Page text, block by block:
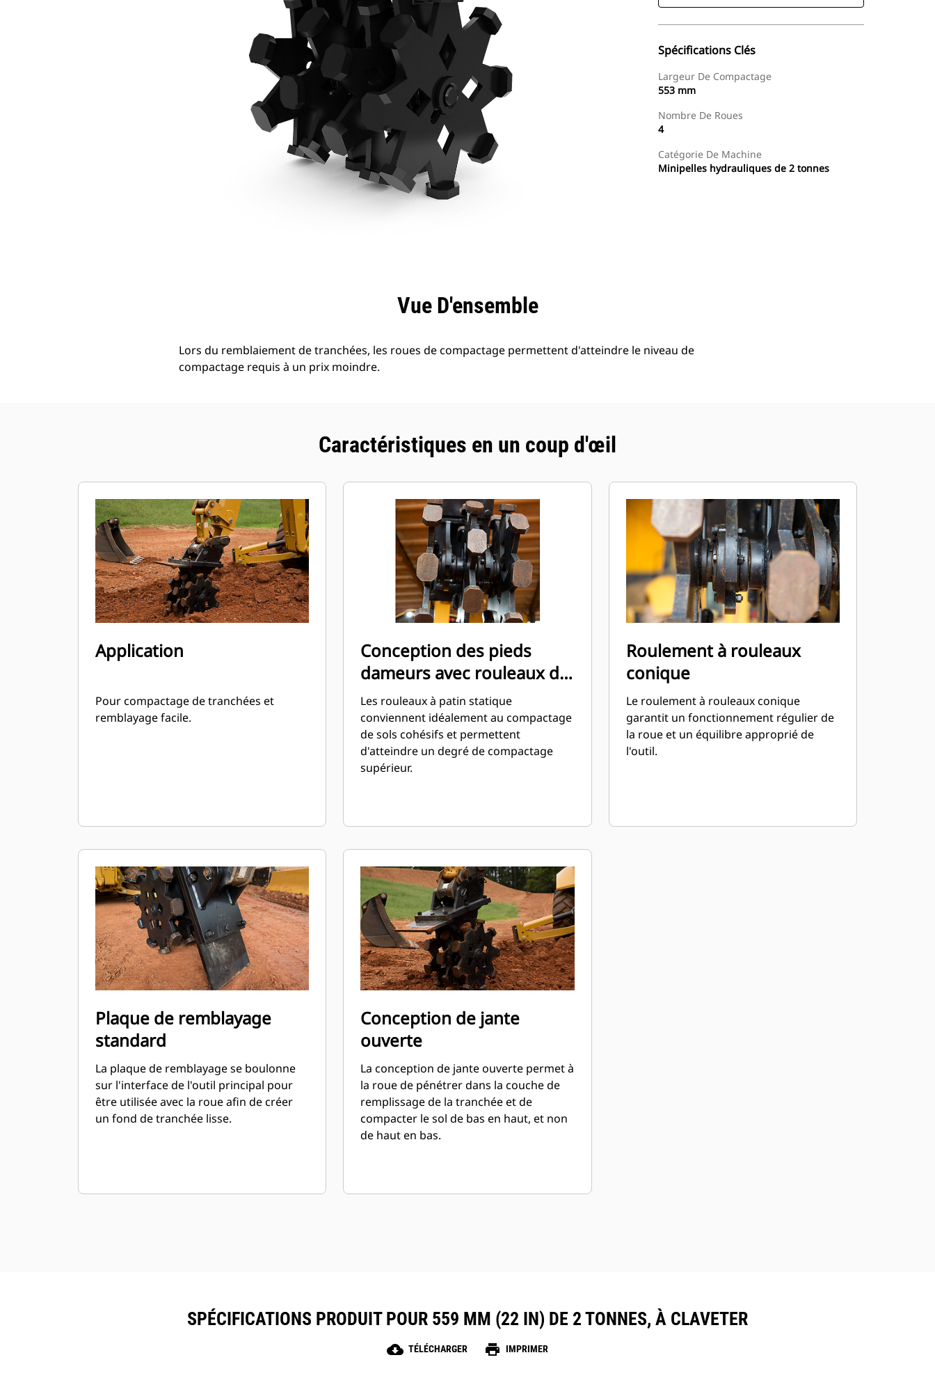
Spécifications Clés
Largeur De Compactage
553 mm
Nombre De Roues
4
Catégorie De Machine
Minipelles hydrauliques de 2 tonnes
Vue D'ensemble
Lors du remblaiement de tranchées, les roues de compactage permettent d'atteindre le niveau de
compactage requis à un prix moindre.
Caractéristiques en un coup d'œil
Application
Pour compactage de tranchées et
remblayage facile.
Conception des pieds
dameurs avec rouleaux de
patin statiques
Les rouleaux à patin statique
conviennent idéalement au compactage
de sols cohésifs et permettent
d'atteindre un degré de compactage
supérieur.
Roulement à rouleaux
conique
Le roulement à rouleaux conique
garantit un fonctionnement régulier de
la roue et un équilibre approprié de
l'outil.
Plaque de remblayage
standard
La plaque de remblayage se boulonne
sur l'interface de l'outil principal pour
être utilisée avec la roue afin de créer
un fond de tranchée lisse.
Conception de jante
ouverte
La conception de jante ouverte permet à
la roue de pénétrer dans la couche de
remplissage de la tranchée et de
compacter le sol de bas en haut, et non
de haut en bas.
SPÉCIFICATIONS PRODUIT POUR 559 MM (22 IN) DE 2 TONNES, À CLAVETER
cloud_download TÉLÉCHARGER print IMPRIMER